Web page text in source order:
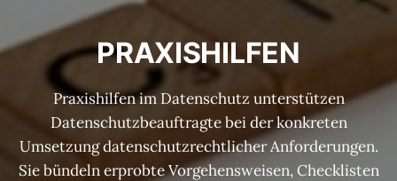
PRAXISHILFEN
Praxishilfen im Datenschutz unterstützen
Datenschutzbeauftragte bei der konkreten
Umsetzung datenschutzrechtlicher Anforderungen.
Sie bündeln erprobte Vorgehensweisen, Checklisten